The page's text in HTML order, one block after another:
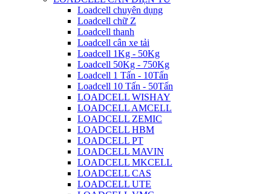
Loadcell chuyên dụng
Loadcell chữ Z
Loadcell thanh
Loadcell cân xe tải
Loadcell 1Kg - 50Kg
Loadcell 50Kg - 750Kg
Loadcell 1 Tấn - 10Tấn
Loadcell 10 Tấn - 50Tấn
LOADCELL WISHAY
LOADCELL AMCELL
LOADCELL ZEMIC
LOADCELL HBM
LOADCELL PT
LOADCELL MAVIN
LOADCELL MKCELL
LOADCELL CAS
LOADCELL UTE